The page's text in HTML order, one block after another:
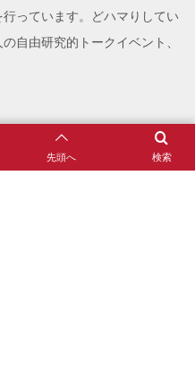
行っています。どハマりしてい
自由研究的トークイベント、
検索
先頭へ